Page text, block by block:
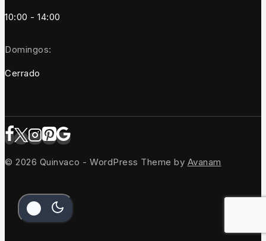
10:00 - 14:00
Domingos:
Cerrado
© 2026 Quinvaco - WordPress Theme by Avanam